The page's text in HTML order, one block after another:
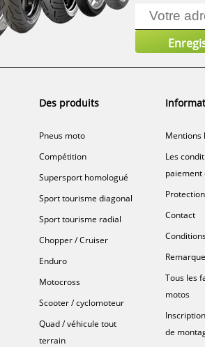
Des produits
Pneus moto
Compétition
Supersport homologué
Sport tourisme diagonal
Sport tourisme radial
Chopper / Cruiser
Enduro
Motocross
Scooter / cyclomoteur
Quad / véhicule tout
terrain
Mentions
Les
paiement
Contact
Tous les
motos
de